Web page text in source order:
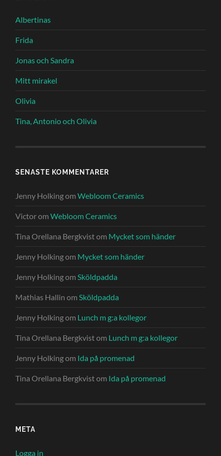
Albertinas
Frida
Jonas och Sandra
Mitt mirakel
Olivia
Tina, Antonio och Olivia
SENASTE KOMMENTARER
Jenny HolkingomWebloom Ceramics
VictoromWebloom Ceramics
Tina Orellana Bergkvistom Mycket som händer
Jenny Holkingom Mycket som händer
Jenny HolkingomSköldpadda
Mathias Hallin omSköldpadda
Jenny Holkingom Lunch m g:a kollegor
Tina Orellana Bergkvistom Lunch m g:a kollegor
Jenny Holkingom Ida på promenad
Tina Orellana Bergkvistom Ida på promenad
META
Logga in